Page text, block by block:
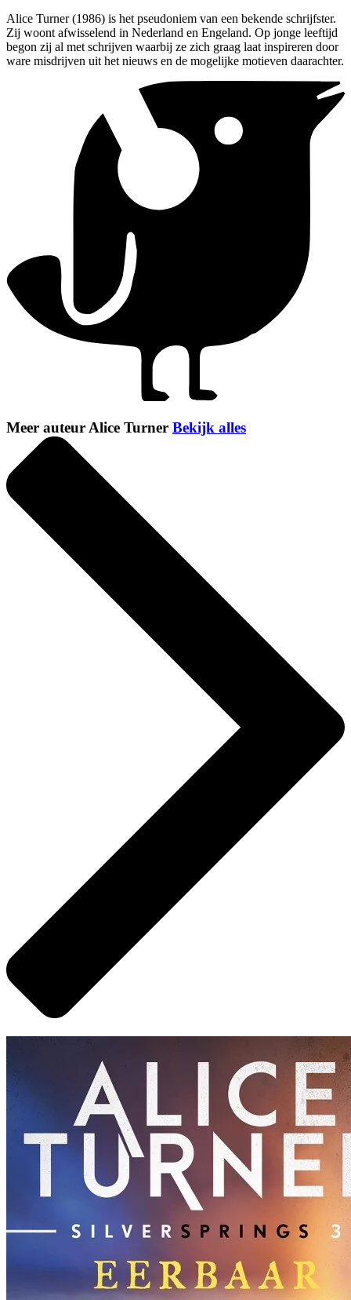
Alice Turner (1986) is het pseudoniem van een bekende schrijfster.
Zij woont afwisselend in Nederland en Engeland. Op jonge leeftijd
begon zij al met schrijven waarbij ze zich graag laat inspireren door
ware misdrijven uit het nieuws en de mogelijke motieven daarachter.
Meer auteur Alice Turner Bekijk alles